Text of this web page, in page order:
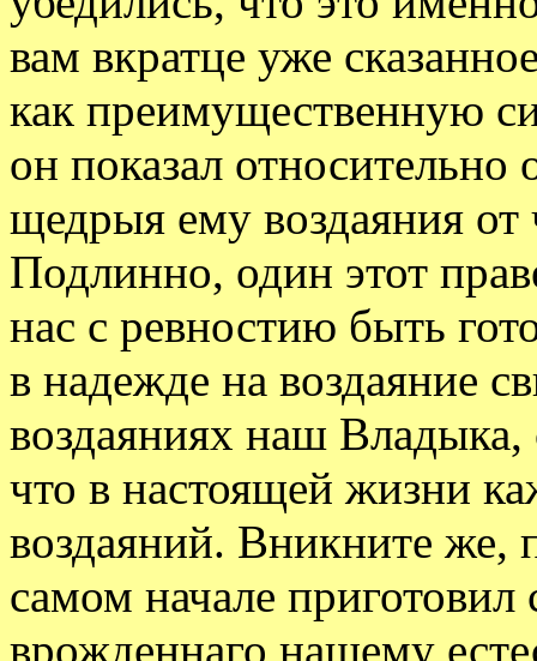
вам вкратце уже
как преимущественную
он показал
щедрыя ему воздаяния от
Подлинно, один этот
нас с ревностию быть
в надежде на воздаяние
воздаяниях наш Владыка,
что в настоящей жизни
воздаяний. Вникните же,
самом начале
врожденнаго нашему